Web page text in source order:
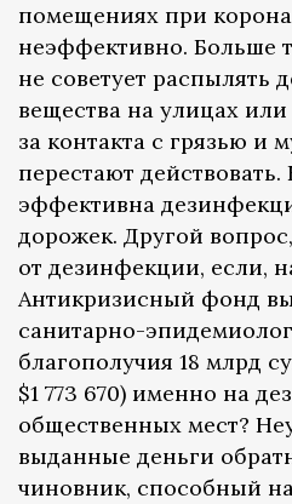
помещениях при
неэффективно. Больше
не советует
вещества на улицах
за контакта с грязью и
перестают
эффективна
дорожек. Другой
от дезинфекции, если,
Антикризисный фонд
санитарно-
благополучия 18 млрд
$1 773 670) именно на
общественных мест?
выданные деньги
чиновник, способный